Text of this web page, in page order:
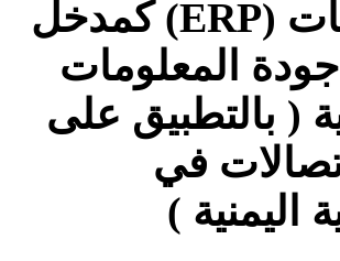
المؤسسات (ERP) كمدخل
المعلومات
( بالتطبيق على
في
اليمنية )